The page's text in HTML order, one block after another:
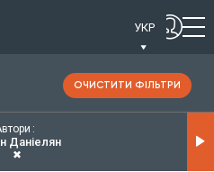
УКР
ОЧИСТИТИ ФІЛЬТРИ
Даніелян
✖